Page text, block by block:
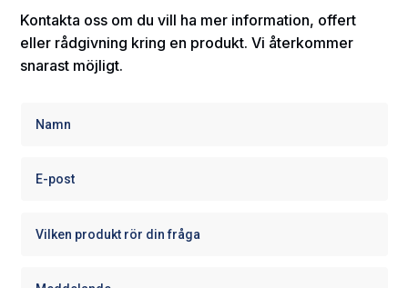
Kontakta oss om du vill ha mer information, offert
eller rådgivning kring en produkt. Vi återkommer
snarast möjligt.